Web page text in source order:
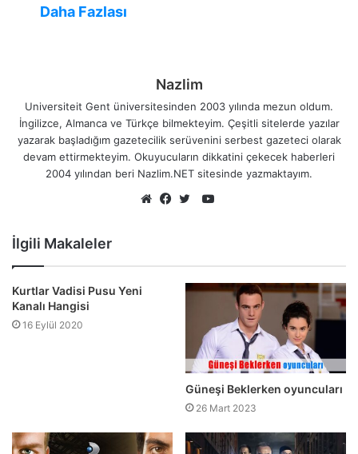
Daha Fazlası
Nazlim
Universiteit Gent üniversitesinden 2003 yılında mezun oldum.
İngilizce, Almanca ve Türkçe bilmekteyim. Çeşitli sitelerde yazılar
yazarak başladığım gazetecilik serüvenini serbest gazeteci olarak
devam ettirmekteyim. Okuyucuların dikkatini çekecek haberleri
2004 yılından beri Nazlim.NET sitesinde yazmaktayım.
YouTube
İlgili Makaleler
Kurtlar Vadisi Pusu Yeni
Kanalı Hangisi
16 Eylül 2020
Güneşi Beklerken oyuncuları
26 Mart 2023